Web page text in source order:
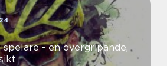
spelare - en övergripande,